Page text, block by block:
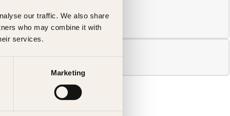
our traffic. We also share
who may combine it with
services.
Marketing